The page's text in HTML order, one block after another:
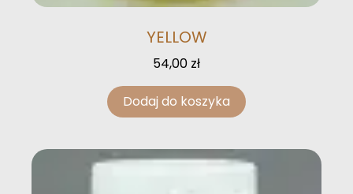
YELLOW
54,00 zł
Dodaj do koszyka